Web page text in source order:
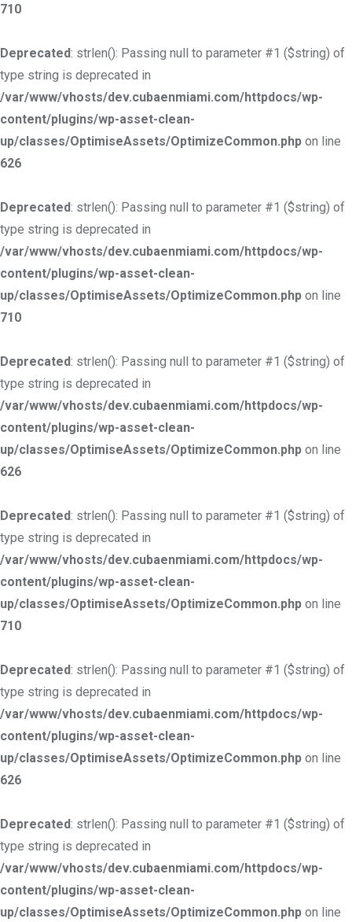
710
Deprecated: strlen(): Passing null to parameter #1 ($string) of
type string is deprecated in
/var/www/vhosts/dev.cubaenmiami.com/httpdocs/wp-
content/plugins/wp-asset-clean-
up/classes/OptimiseAssets/OptimizeCommon.php on line
626
Deprecated: strlen(): Passing null to parameter #1 ($string) of
type string is deprecated in
/var/www/vhosts/dev.cubaenmiami.com/httpdocs/wp-
content/plugins/wp-asset-clean-
up/classes/OptimiseAssets/OptimizeCommon.php on line
710
Deprecated: strlen(): Passing null to parameter #1 ($string) of
type string is deprecated in
/var/www/vhosts/dev.cubaenmiami.com/httpdocs/wp-
content/plugins/wp-asset-clean-
up/classes/OptimiseAssets/OptimizeCommon.php on line
626
Deprecated: strlen(): Passing null to parameter #1 ($string) of
type string is deprecated in
/var/www/vhosts/dev.cubaenmiami.com/httpdocs/wp-
content/plugins/wp-asset-clean-
up/classes/OptimiseAssets/OptimizeCommon.php on line
710
Deprecated: strlen(): Passing null to parameter #1 ($string) of
type string is deprecated in
/var/www/vhosts/dev.cubaenmiami.com/httpdocs/wp-
content/plugins/wp-asset-clean-
up/classes/OptimiseAssets/OptimizeCommon.php on line
626
Deprecated: strlen(): Passing null to parameter #1 ($string) of
type string is deprecated in
/var/www/vhosts/dev.cubaenmiami.com/httpdocs/wp-
content/plugins/wp-asset-clean-
up/classes/OptimiseAssets/OptimizeCommon.php on line